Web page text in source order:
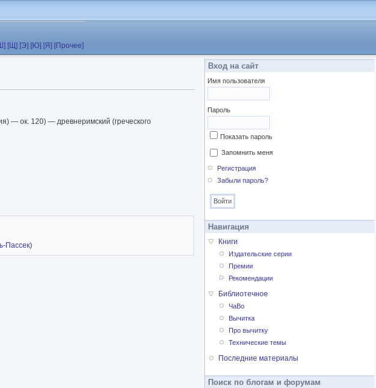
[Щ] [Э] [Ю] [Я] [Прочее]
— ок. 120) — древнеримский (греческого
Пассек)
Вход на сайт
Имя пользователя
Пароль
Показать пароль
Запомнить меня
Регистрация
Забыли пароль?
Навигация
Книги
Издательские серии
Премии
Рекомендации
Библиотечное
ЧаВо
Вычитка
Про вычитку
Технические темы
Последние материалы
Поиск по блогам и форумам